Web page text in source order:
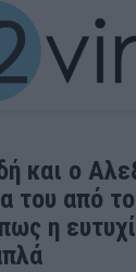
και ο
του από το
η